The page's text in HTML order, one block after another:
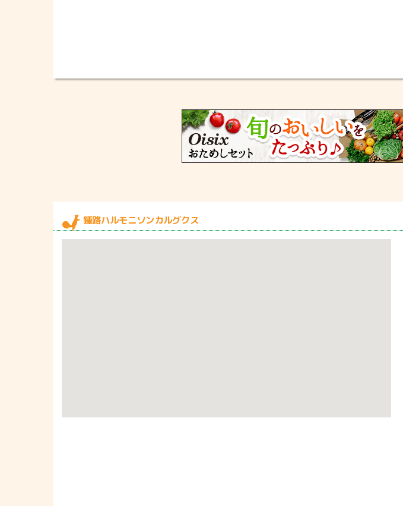
鍾路ハルモニソンカルグクス